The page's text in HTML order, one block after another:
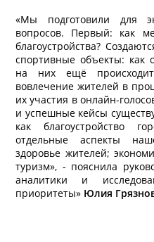
«Мы подготовили для
вопросов. Первый: как
благоустройства?
спортивные объекты: как
на них ещё
вовлечение жителей в
их участия в онлайн-
и успешные кейсы
как благоустройство
отдельные аспекты
здоровье жителей;
туризм», - пояснила
аналитики и
приоритеты» Юлия